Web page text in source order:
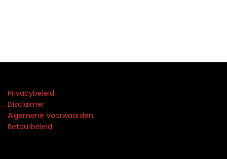
Privacybeleid
Disclaimer
Algemene Voorwaarden
Retourbeleid